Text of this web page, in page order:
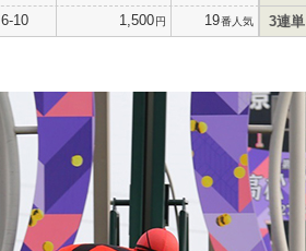
6-10 1,500円 19番人気 3連単